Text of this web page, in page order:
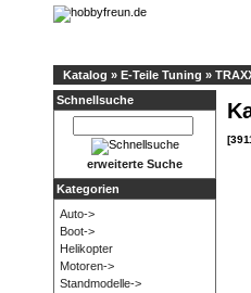
Katalog » E-Teile Tuning »
Schnellsuche
erweiterte Suche
Kategorien
Auto->
Boot->
Helikopter
Motoren->
Standmodelle->